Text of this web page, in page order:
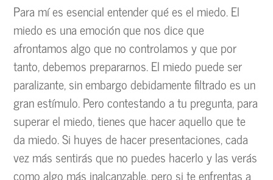
Para mí es esencial entender qué es el miedo. El
miedo es una emoción que nos dice que
afrontamos algo que no controlamos y que por
tanto, debemos prepararnos. El miedo puede ser
paralizante, sin embargo debidamente filtrado es un
gran estímulo. Pero contestando a tu pregunta, para
superar el miedo, tienes que hacer aquello que te
da miedo. Si huyes de hacer presentaciones, cada
vez más sentirás que no puedes hacerlo y las verás
como algo más inalcanzable, pero si te enfrentas a